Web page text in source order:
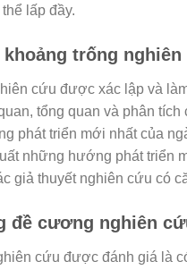
lấp đầy.
khoảng trống
cứu được xác lập và
tổng quan và phân
phát triển mới nhất của
những hướng phát triển
giả thuyết nghiên cứu có
đề cương nghiên
cứu được đánh giá là